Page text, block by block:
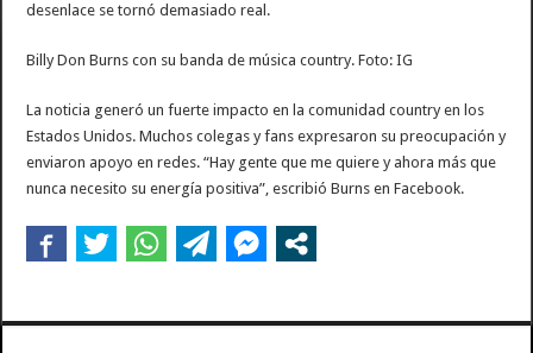
desenlace se tornó demasiado real.
Billy Don Burns con su banda de música country. Foto: IG
La noticia generó un fuerte impacto en la comunidad country en los
Estados Unidos. Muchos colegas y fans expresaron su preocupación y
enviaron apoyo en redes. “Hay gente que me quiere y ahora más que
nunca necesito su energía positiva”, escribió Burns en Facebook.